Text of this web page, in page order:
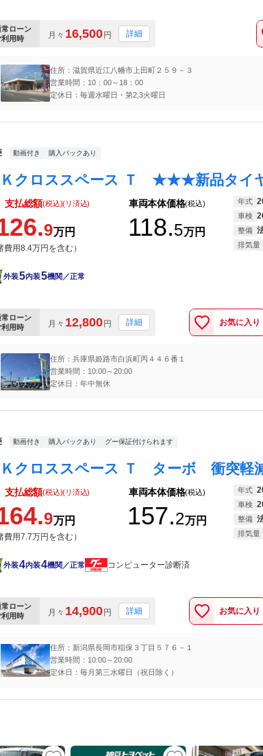
常ローン
利用時
月々 16,500円 詳細
住所：滋賀県近江八幡市上田町２５９－３
営業時間：10：00～18：00
定休日：毎週水曜日・第2,3火曜日
動画付き 購入パックあり
支払総額(税込)(リ済込)
9万円
費用8.4万円を含む）
車両本体価格(税込)
118.5万円
年式
車検
整備
排気量
外装5内装5機関／正常
常ローン
利用時
月々 12,800円 詳細 お気に入り
住所：兵庫県姫路市白浜町丙４４６番１
営業時間：10:00～20:00
定休日：年中無休
動画付き 購入パックあり グー保証付けられます
支払総額(税込)(リ済込)
9万円
費用7.7万円を含む）
車両本体価格(税込)
157.2万円
年式
車検
整備
排気量
外装4内装4機関／正常 コンピューター診断済
常ローン
利用時
月々 14,900円 詳細 お気に入り
住所：新潟県長岡市稲保３丁目５７６－１
営業時間：10:00～20:00
定休日：毎月第三水曜日（祝日除く）